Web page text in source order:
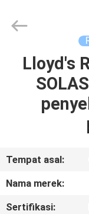
RUMAH
PRODUK
TENTANG
Marine
Co.,Ltd..
Lloyd's
Tempat asal:
Nama merek:
Sertifikasi: